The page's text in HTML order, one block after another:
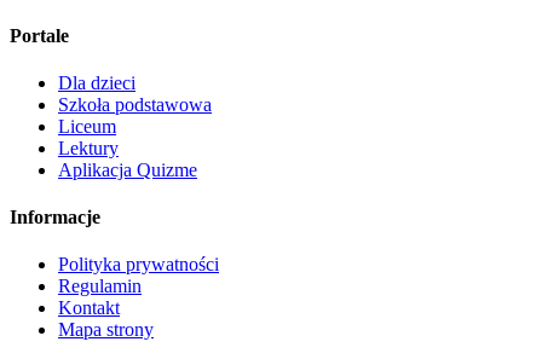
Portale
Dla dzieci
Szkoła podstawowa
Liceum
Lektury
Aplikacja Quizme
Informacje
Polityka prywatności
Regulamin
Kontakt
Mapa strony